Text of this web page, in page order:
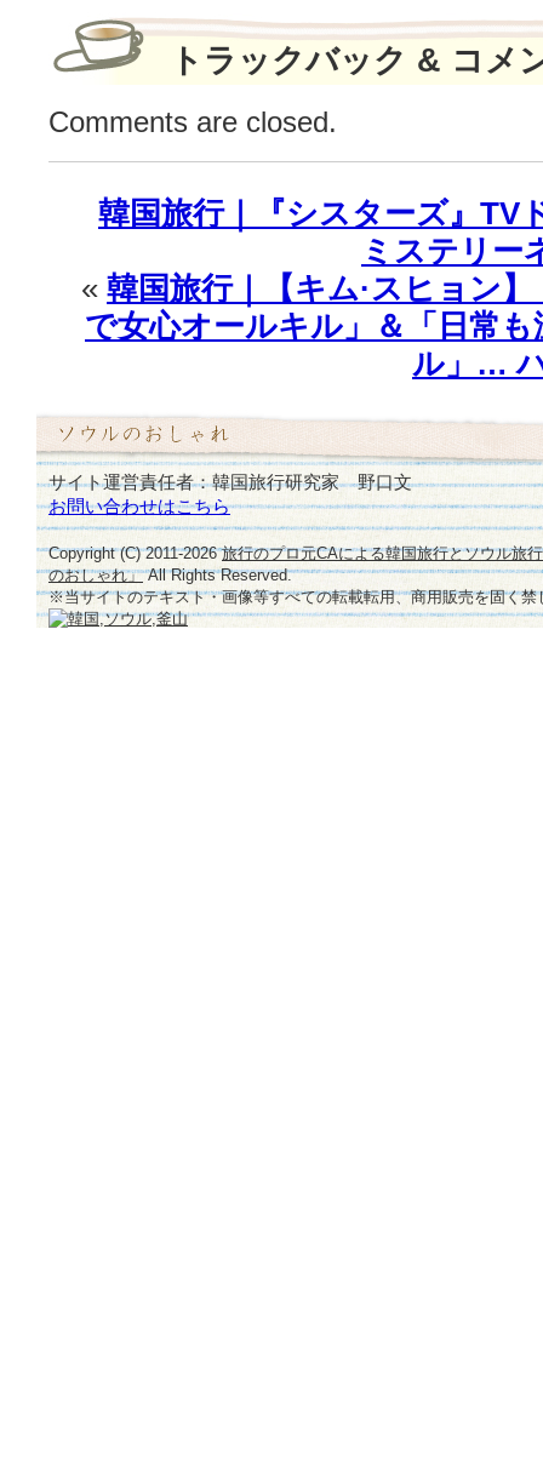
い
「ハ
ー
ア
ッ
ス
タ
イ
リ
グ
トラックバック & コメ
Comments are closed.
韓国旅行｜『シスターズ』TV
ミステリー
« 韓国旅行｜【キム·スヒョン
で女心オールキル」＆「日常
ル」…
サイト運営責任者：韓国旅行研究家 野口文
お問い合わせはこちら
Copyright (C) 2011-2026旅行のプロ元CAによる韓国旅行とソウル旅
のおしゃれ」All Rights Reserved.
※当サイトのテキスト・画像等すべての転載転用、商用販売を固く禁